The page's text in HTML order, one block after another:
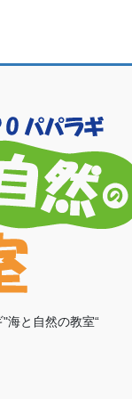
海と自然の教室“